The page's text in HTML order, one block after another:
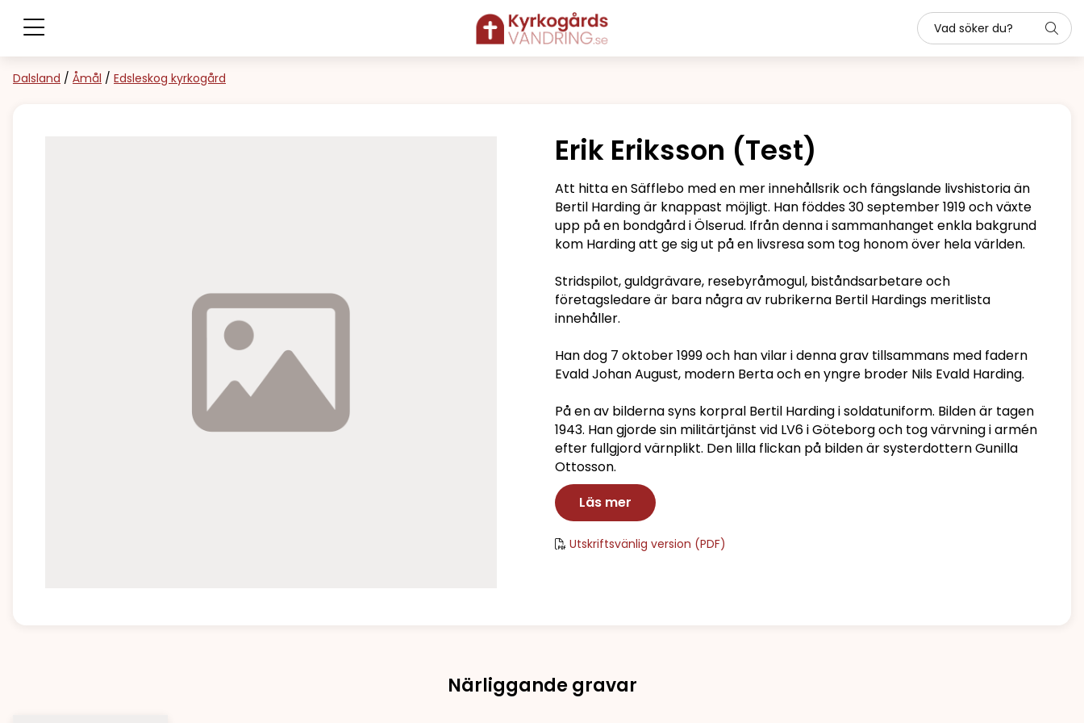
Dalsland / Åmål / Edsleskog kyrkogård
Erik Eriksson (Test)
Att hitta en Säfflebo med en mer innehållsrik och fängslande livshistoria än
Bertil Harding är knappast möjligt. Han föddes 30 september 1919 och växte
upp på en bondgård i Ölserud. Ifrån denna i sammanhanget enkla bakgrund
kom Harding att ge sig ut på en livsresa som tog honom över hela världen.
Stridspilot, guldgrävare, resebyråmogul, biståndsarbetare och
företagsledare är bara några av rubrikerna Bertil Hardings meritlista
innehåller. ­
Han dog 7 oktober 1999 och han vilar i denna grav tillsammans med fadern
Evald Johan August, modern Berta och en yngre broder Nils Evald Harding.
På en av bilderna syns korpral Bertil Harding i soldatuniform. Bilden är tagen
1943. Han gjorde sin militärtjänst vid LV6 i Göteborg och tog värvning i armén
efter fullgjord värnplikt. Den lilla flickan på bilden är systerdottern Gunilla
Ottosson.
Läs mer
Utskriftsvänlig version (PDF)
Närliggande gravar